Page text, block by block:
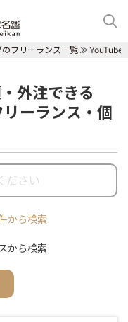
のフリーランス一覧 YouTube
外注できる
ーランス・個
から検索
から検索